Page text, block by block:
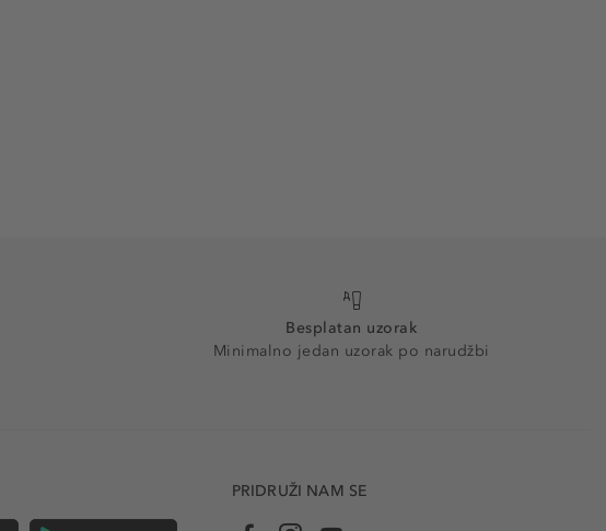
Besplatan uzorak
Minimalno jedan uzorak po narudžbi
PRIDRUŽI NAM SE